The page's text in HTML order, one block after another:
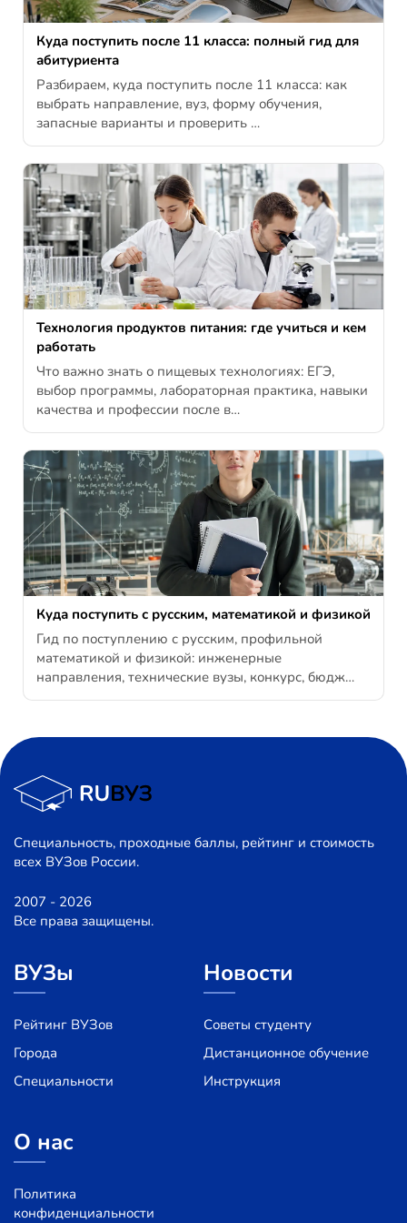
Куда поступить после 11 класса: полный гид для
абитуриента
Разбираем, куда поступить после 11 класса: как
выбрать направление, вуз, форму обучения,
запасные варианты и проверить …
Технология продуктов питания: где учиться и кем
работать
Что важно знать о пищевых технологиях: ЕГЭ,
выбор программы, лабораторная практика, навыки
качества и профессии после в…
Куда поступить с русским, математикой и физикой
Гид по поступлению с русским, профильной
математикой и физикой: инженерные
направления, технические вузы, конкурс, бюдж…
Специальность, проходные баллы, рейтинг и стоимость
всех ВУЗов России.
2007 - 2026
Все права защищены.
ВУЗы
Рейтинг ВУЗов
Города
Специальности
Новости
Советы студенту
Дистанционное обучение
Инструкция
О нас
Политика
конфиденциальности